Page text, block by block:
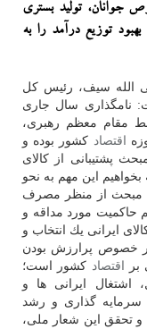
جوانان، تولید بستری
توزیع درآمد را به
الله سیف، رئیس كل
نامگذاری سال جاری
مقام معظم رهبری،
اقتصاد كشور بوده و
پشتیبانی از كالای
این مهم به نحو
مبحث از منظر مصرف
حاكمیت مورد مداقه و
ایرانی یك انتخاب و
خصوص پرارزش بودن
بر
اقتصاد كشور است؛
اشتغال ایرانی ها و
سرمایه گذاری و رشد
و تحقق این شعار ملی،